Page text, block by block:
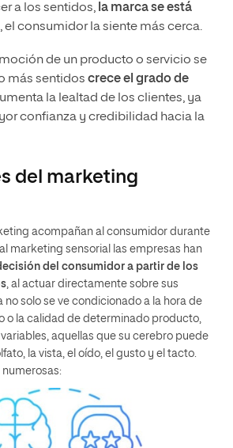
a los sentidos, la marca se está
, el consumidor la siente más cerca.
de un producto o servicio se
más sentidos crece el grado de
la lealtad de los clientes, ya
confianza y credibilidad hacia la
del marketing
acompañan al consumidor durante
marketing sensorial las empresas han
del consumidor a partir de los
, al actuar directamente sobre sus
no solo se ve condicionado a la hora de
o la calidad de determinado producto,
aquellas que su cerebro puede
la vista, el oído, el gusto y el tacto.